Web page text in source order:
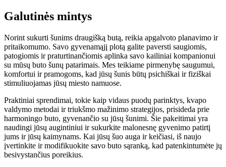
Galutinės mintys
Norint sukurti šunims draugišką butą, reikia apgalvoto planavimo ir
pritaikomumo. Savo gyvenamąjį plotą galite paversti saugiomis,
patogiomis ir praturtinančiomis aplinka savo kailiniai kompanionui
su mūsų buto šunų patarimais. Mes teikiame pirmenybę saugumui,
komfortui ir pramogoms, kad jūsų šunis būtų psichiškai ir fiziškai
stimuliuojamas jūsų miesto namuose.
Praktiniai sprendimai, tokie kaip vidaus puodų parinktys, kvapo
valdymo metodai ir triukšmo mažinimo strategijos, prisideda prie
harmoningo buto, gyvenančio su jūsų šunimi. Šie pakeitimai yra
naudingi jūsų augintiniui ir sukurkite malonesnę gyvenimo patirtį
jums ir jūsų kaimynams. Kai jūsų šuo auga ir keičiasi, iš naujo
įvertinkite ir modifikuokite savo buto sąranką, kad patenkintumėte jų
besivystančius poreikius.